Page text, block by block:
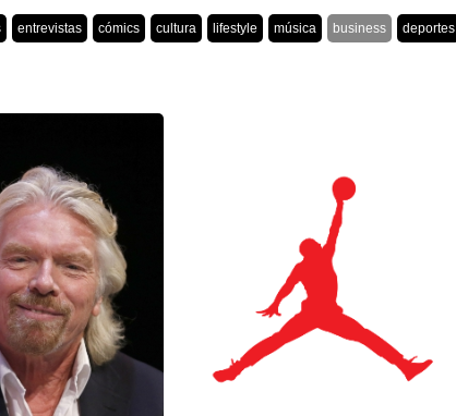
entrevistas cómics cultura lifestyle música business deportes